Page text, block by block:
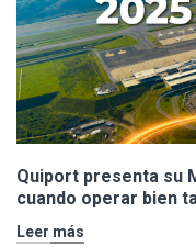
Quiport presenta su
cuando operar bien
Leer más